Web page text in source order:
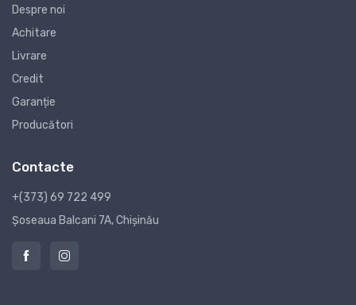
Despre noi
Achitare
Livrare
Credit
Garanție
Producători
Contacte
+(373) 69 722 499
Șoseaua Balcani 7A, Chișinău